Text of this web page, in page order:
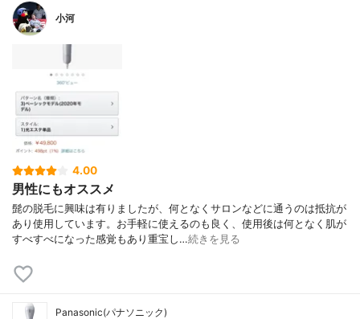
小河
4.00
男性にもオススメ
髭の脱毛に興味は有りましたが、何となくサロンなどに通うのは抵抗が
あり使用しています。お手軽に使えるのも良く、使用後は何となく肌が
すべすべになった感覚もあり重宝し…続きを見る
Panasonic(パナソニック)